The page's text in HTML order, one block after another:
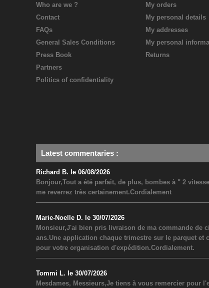
Who are we ?
Contact
FAQs
General Sales Conditions
Press Book
Partners
Politics of confidentiality
My orders
My personal details
My addresses
My personal
Returns
Latest commentaries :
Richard B. le 06/08/2026
Bonjour,Tout a été parfait, de plus, bombes à " 2
me reverrez très certainement.Cordialement
Marie-Noelle D. le 30/07/2026
Monsieur,J'ai bien pris livraison de ma commande de
ans.Une application chaque trimestre sur le parquet
pour votre organisation d'expédition.Cordialement.
Tommi L. le 30/07/2026
Mesdames, Messieurs,Je tiens à vous remercier pour